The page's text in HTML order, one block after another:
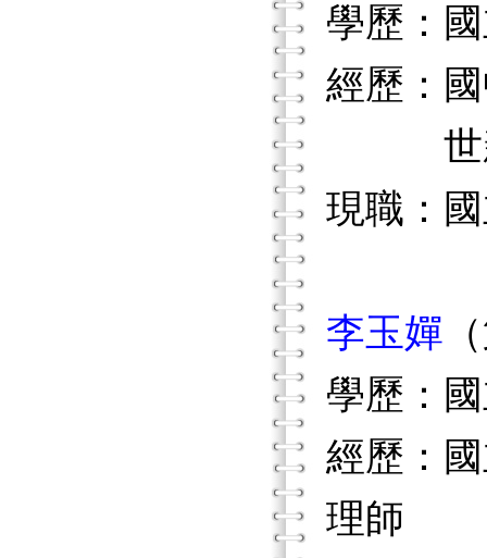
學歷：
經歷：
世新
現職：
李玉嬋
學歷：
經歷：
理師